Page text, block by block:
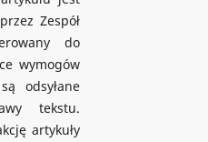
Zespół
do
wymogów
odsyłane
tekstu.
artykuły